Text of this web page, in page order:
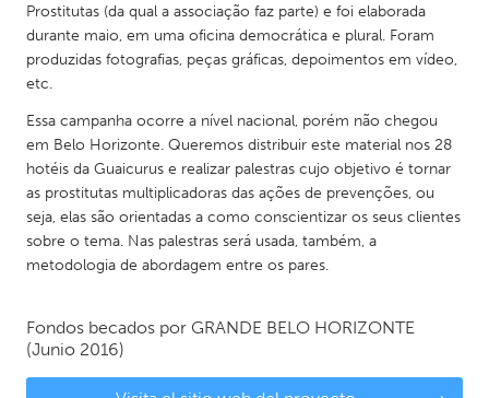
Prostitutas (da qual a associação faz parte) e foi elaborada
durante maio, em uma oficina democrática e plural. Foram
produzidas fotografias, peças gráficas, depoimentos em vídeo,
etc.
Essa campanha ocorre a nível nacional, porém não chegou
em Belo Horizonte. Queremos distribuir este material nos 28
hotéis da Guaicurus e realizar palestras cujo objetivo é tornar
as prostitutas multiplicadoras das ações de prevenções, ou
seja, elas são orientadas a como conscientizar os seus clientes
sobre o tema. Nas palestras será usada, também, a
metodologia de abordagem entre os pares.
Fondos becados por GRANDE BELO HORIZONTE
(Junio 2016)